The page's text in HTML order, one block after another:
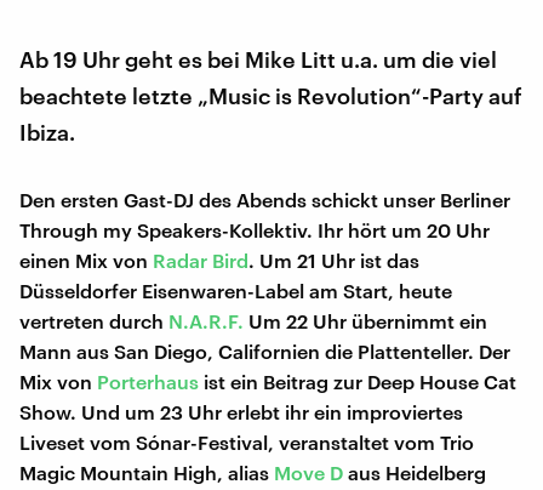
Ab 19 Uhr geht es bei Mike Litt u.a. um die viel
beachtete letzte „Music is Revolution“-Party auf
Ibiza.
Den ersten Gast-DJ des Abends schickt unser Berliner
Through my Speakers-Kollektiv. Ihr hört um 20 Uhr
einen Mix von Radar Bird. Um 21 Uhr ist das
Düsseldorfer Eisenwaren-Label am Start, heute
vertreten durch N.A.R.F. Um 22 Uhr übernimmt ein
Mann aus San Diego, Californien die Plattenteller. Der
Mix von Porterhaus ist ein Beitrag zur Deep House Cat
Show. Und um 23 Uhr erlebt ihr ein improviertes
Liveset vom Sónar-Festival, veranstaltet vom Trio
Magic Mountain High, alias Move D aus Heidelberg